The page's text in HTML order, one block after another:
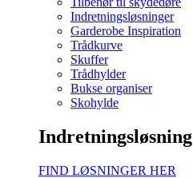
Indretningsløsninger
Garderobe Inspiration
Trådkurve
Skuffer
Trådhylder
Bukse organiser
Skohylde
Indretningsløsning
FIND LØSNINGER HER